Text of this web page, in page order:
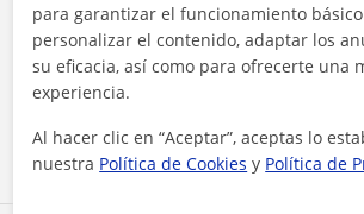
Al hacer clic, aceptas nuestro aviso legaly de
para garantizar el funcionamiento
personalizar el contenido, adaptar los
su eficacia, así como para ofrecerte una
experiencia.
Al hacer clic en “Aceptar”, aceptas lo
nuestra Política de Cookies y Política de